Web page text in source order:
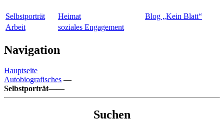
Selbstporträt Heimat
Blog „Kein Blatt“
Arbeit
soziales Engagement
Navigation
Hauptseite
Autobiografisches —
Selbstporträt——
Suchen